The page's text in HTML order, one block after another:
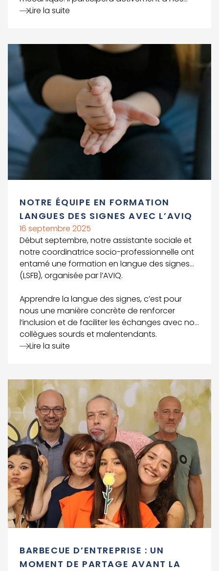
projets d’usinage, en réalisant le découpage
l’équipe lui souhaite la bienvenue et beaucoup
de succès dans cette nouvelle aventure à nos
Lire la suite
Voir le détail de l'article
NOTRE ÉQUIPE EN FORMATION
LANGUES DES SIGNES AVEC L’AVIQ
16 septembre 2025
Début septembre, notre assistante sociale et
notre coordinatrice socio-professionnelle ont
entamé une formation en langue des signes
(LSFB), organisée par l’AVIQ.
Apprendre la langue des signes, c’est pour
nous une manière concrète de renforcer
l’inclusion et de faciliter les échanges avec nos
collègues sourds et malentendants.
Lire la suite
Voir le détail de l'article
BARBECUE D’ENTREPRISE : UN
MOMENT DE PARTAGE AVANT LA